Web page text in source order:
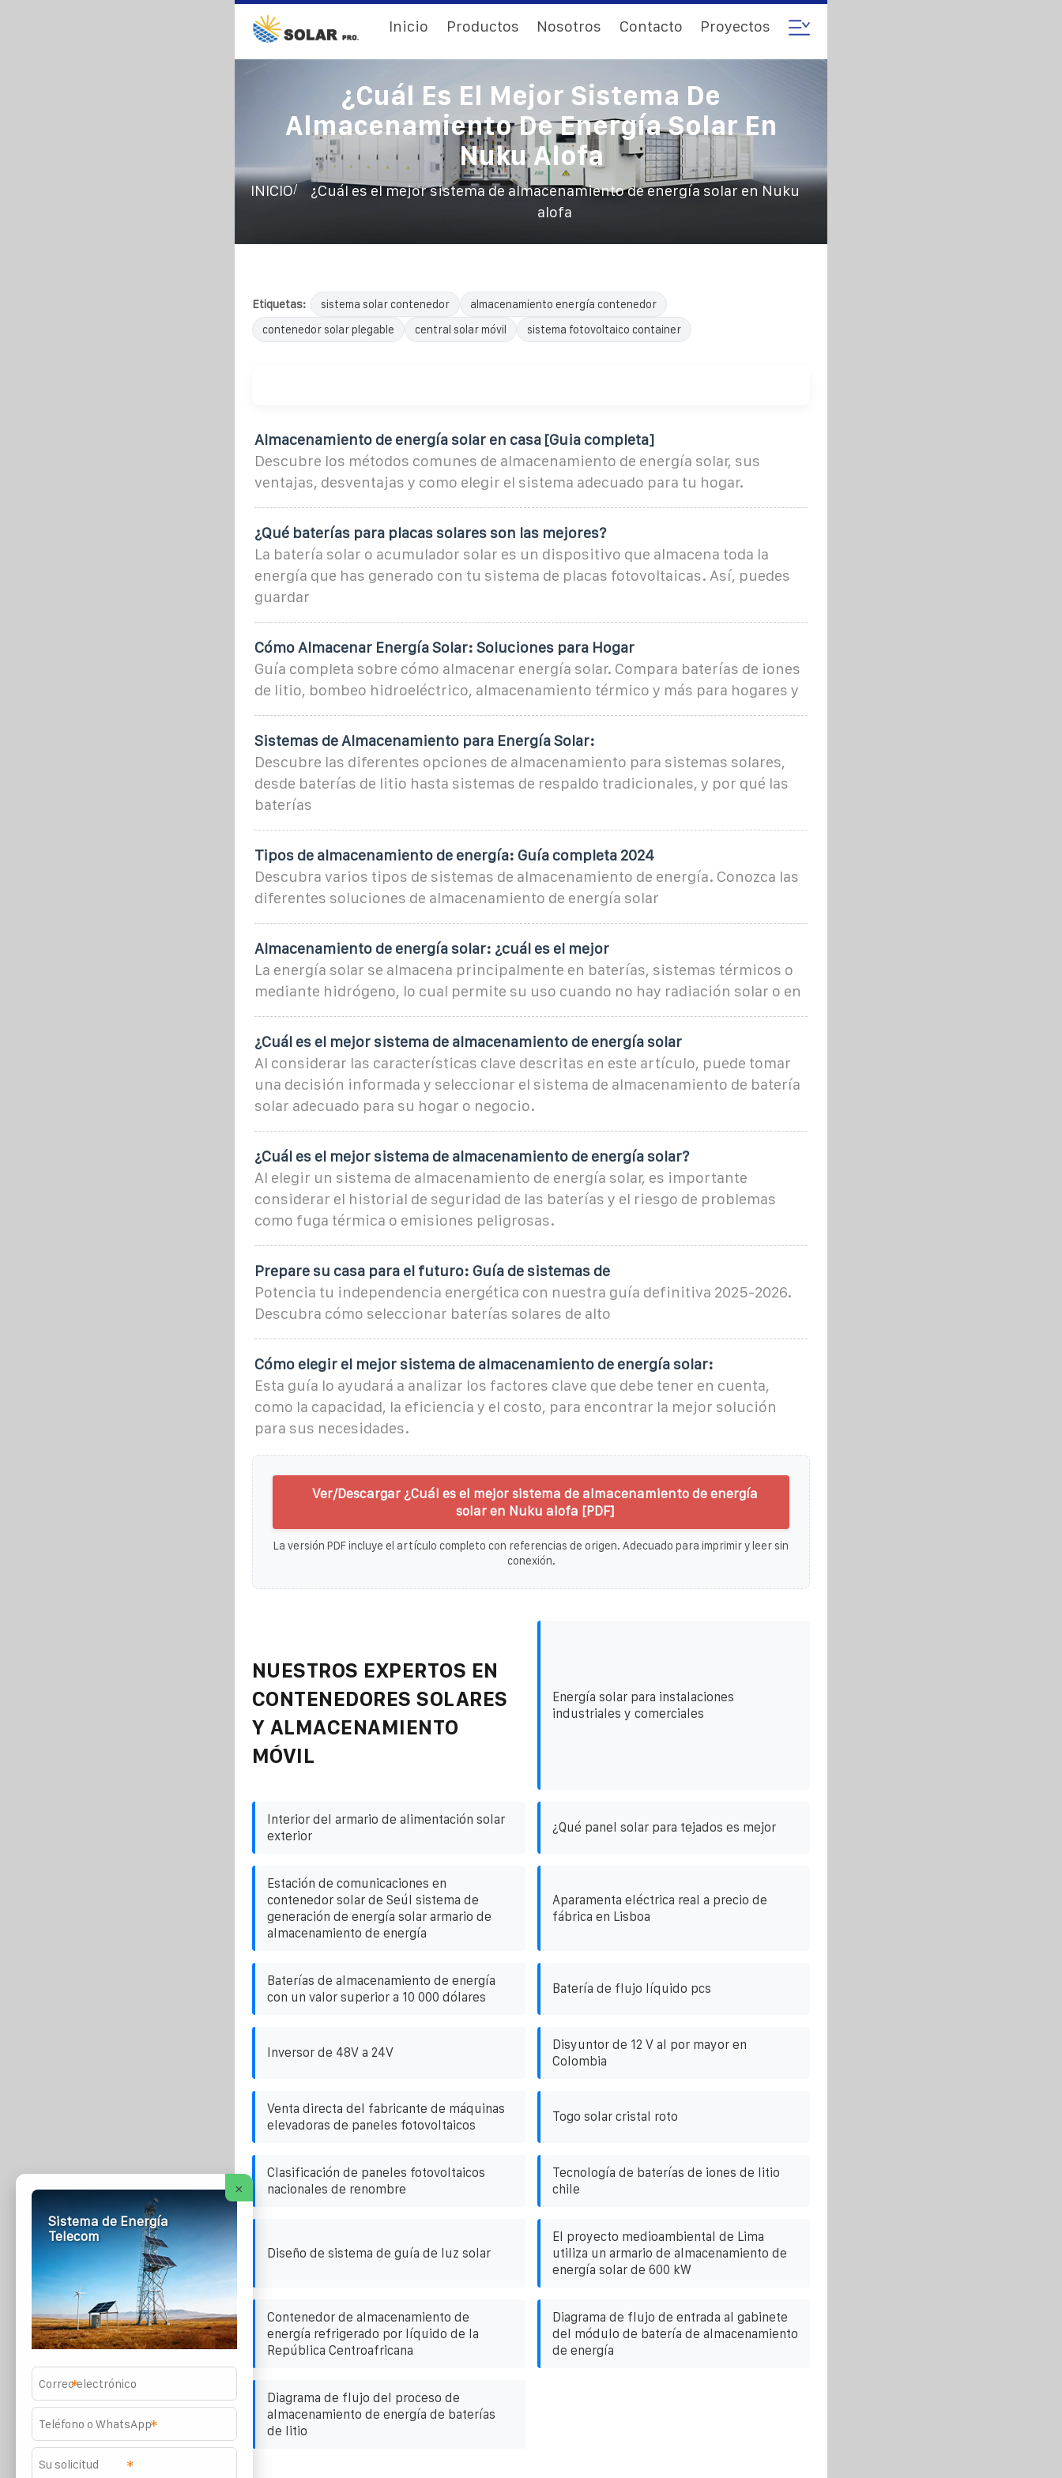
Inicio Productos Nosotros Contacto Proyectos
¿Cuál Es El Mejor Sistema De
Almacenamiento De Energía Solar En
Nuku Alofa
INICIO/
¿Cuál es el mejor sistema de almacenamiento de energía solar en Nuku
alofa
Etiquetas: sistema solar contenedor
almacenamiento energía contenedor
contenedor solar plegable
central solar móvil sistema fotovoltaico container
Almacenamiento de energía solar en casa [Guia completa]
Descubre los métodos comunes de almacenamiento de energía solar, sus
ventajas, desventajas y como elegir el sistema adecuado para tu hogar.
¿Qué baterías para placas solares son las mejores?
La batería solar o acumulador solar es un dispositivo que almacena toda la
energía que has generado con tu sistema de placas fotovoltaicas. Así, puedes
guardar
Cómo Almacenar Energía Solar: Soluciones para Hogar
Guía completa sobre cómo almacenar energía solar. Compara baterías de iones
de litio, bombeo hidroeléctrico, almacenamiento térmico y más para hogares y
Sistemas de Almacenamiento para Energía Solar:
Descubre las diferentes opciones de almacenamiento para sistemas solares,
desde baterías de litio hasta sistemas de respaldo tradicionales, y por qué las
baterías
Tipos de almacenamiento de energía: Guía completa 2024
Descubra varios tipos de sistemas de almacenamiento de energía. Conozca las
diferentes soluciones de almacenamiento de energía solar
Almacenamiento de energía solar: ¿cuál es el mejor
La energía solar se almacena principalmente en baterías, sistemas térmicos o
mediante hidrógeno, lo cual permite su uso cuando no hay radiación solar o en
¿Cuál es el mejor sistema de almacenamiento de energía solar
Al considerar las características clave descritas en este artículo, puede tomar
una decisión informada y seleccionar el sistema de almacenamiento de batería
solar adecuado para su hogar o negocio.
¿Cuál es el mejor sistema de almacenamiento de energía solar?
Al elegir un sistema de almacenamiento de energía solar, es importante
considerar el historial de seguridad de las baterías y el riesgo de problemas
como fuga térmica o emisiones peligrosas.
Prepare su casa para el futuro: Guía de sistemas de
Potencia tu independencia energética con nuestra guía definitiva 2025-2026.
Descubra cómo seleccionar baterías solares de alto
Cómo elegir el mejor sistema de almacenamiento de energía solar:
Esta guía lo ayudará a analizar los factores clave que debe tener en cuenta,
como la capacidad, la eficiencia y el costo, para encontrar la mejor solución
para sus necesidades.
Ver/Descargar ¿Cuál es el mejor sistema de almacenamiento de energía
solar en Nuku alofa [PDF]
La versión PDF incluye el artículo completo con referencias de origen. Adecuado para imprimir y leer sin
conexión.
NUESTROS EXPERTOS EN
CONTENEDORES SOLARES
Y ALMACENAMIENTO
MÓVIL
Energía solar para instalaciones
industriales y comerciales
Interior del armario de alimentación solar
exterior
¿Qué panel solar para tejados es mejor
Estación de comunicaciones en
contenedor solar de Seúl sistema de
generación de energía solar armario de
almacenamiento de energía
Aparamenta eléctrica real a precio de
fábrica en Lisboa
Baterías de almacenamiento de energía
con un valor superior a 10 000 dólares
Batería de flujo líquido pcs
Inversor de 48V a 24V
Disyuntor de 12 V al por mayor en
Colombia
Venta directa del fabricante de máquinas
elevadoras de paneles fotovoltaicos
Togo solar cristal roto
Clasificación de paneles fotovoltaicos
nacionales de renombre
Tecnología de baterías de iones de litio
chile
Diseño de sistema de guía de luz solar
El proyecto medioambiental de Lima
utiliza un armario de almacenamiento de
energía solar de 600 kW
Contenedor de almacenamiento de
energía refrigerado por líquido de la
República Centroafricana
Diagrama de flujo de entrada al gabinete
del módulo de batería de almacenamiento
de energía
Diagrama de flujo del proceso de
almacenamiento de energía de baterías
de litio
×
Sistema de Energía
Telecom
*
*
*